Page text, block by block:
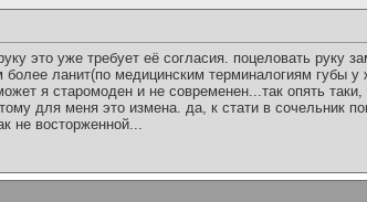
это уже требует её согласия. поцеловать руку
ланит(по медицинским терминалогиям губы
я старомоден и не современен...так опять
для меня это измена. да, к стати в сочельник
не восторженной...